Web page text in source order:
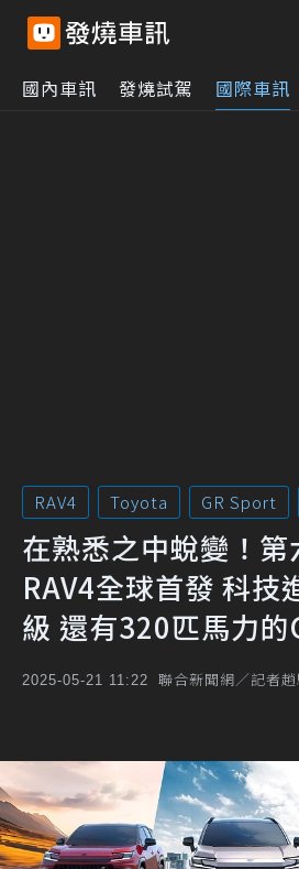
國內車訊 發燒試駕 國際車訊
RAV4 Toyota GR Sport
在熟悉之中蛻變！
RAV4全球首發 科技
級 還有320匹馬力
2025-05-21 11:22 聯合新聞網／記者